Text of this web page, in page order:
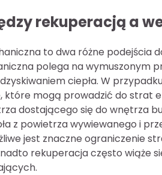
rekuperacją a
to dwa różne podejścia
polega na wymuszonym
ciepła. W
które mogą prowadzić do strat
dostającego się do wnętrza
z powietrza wywiewanego i
jest znaczne ograniczenie
rekuperacja często wiąże